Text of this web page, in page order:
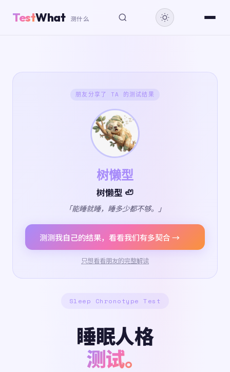
TestWhat 测什么
朋友分享了 TA 的测试结果
树懒型
树懒型 🦥
「能睡就睡，睡多少都不够。」
测测我自己的结果，看看我们有多契合 →
只想看看朋友的完整解读
Sleep Chronotype Test
睡眠人格
测试。